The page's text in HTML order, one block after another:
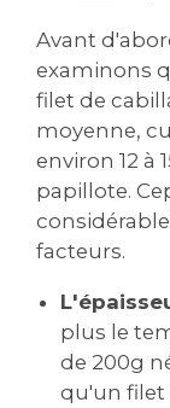
Avant
examinons
filet de
moyenne,
environ 12 à
papillote.
facteurs.
plus le
de 200g
qu'un filet